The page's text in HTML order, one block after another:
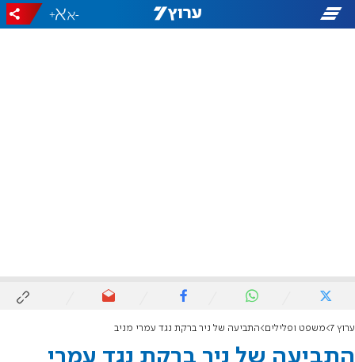
-
+
ערוץ 7 משפט ופלילים התביעה של ניר ברקת נגד עמרי מניב